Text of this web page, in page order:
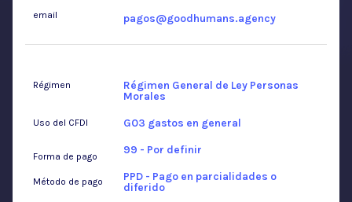
email
pagos@goodhumans.agency
Régimen
Régimen General de Ley Personas
Morales
Uso del CFDI G03 gastos en general
Forma de pago
Método de pago
99 - Por definir
PPD - Pago en parcialidades o
diferido